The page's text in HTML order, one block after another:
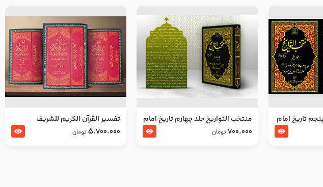
تاریخ امام
بن جعفر
منتخب التواریخ جلد چهارم تاریخ امام
زین العابدین و امام محمد باقر
700.000 تومان
تفسير القرآن الكريم للشريف
المرتضي قدس سرّه
5.700.000 تومان